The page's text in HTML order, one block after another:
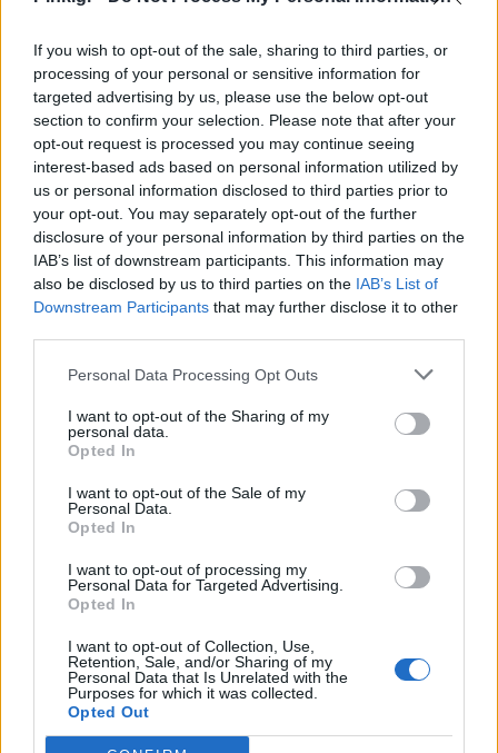
If you wish to opt-out of the sale, sharing to third parties, or
processing of your personal or sensitive information for
targeted advertising by us, please use the below opt-out
section to confirm your selection. Please note that after your
opt-out request is processed you may continue seeing
interest-based ads based on personal information utilized by
us or personal information disclosed to third parties prior to
your opt-out. You may separately opt-out of the further
disclosure of your personal information by third parties on the
IAB’s list of downstream participants. This information may
also be disclosed by us to third parties on the IAB’s List of
Downstream Participants that may further disclose it to other
Personal Data Processing Opt Outs
I want to opt-out of the Sharing of my
personal data.
Opted In
I want to opt-out of the Sale of my
Personal Data.
Opted In
I want to opt-out of processing my
Personal Data for Targeted Advertising.
Opted In
I want to opt-out of Collection, Use,
Retention, Sale, and/or Sharing of my
Personal Data that Is Unrelated with the
Purposes for which it was collected.
Opted Out
Ακολουθήστε το Pink.gr στο
Ακολουθήστε το Pink.gr και στο
ΔΙΑΦΗΜΙΣΗ